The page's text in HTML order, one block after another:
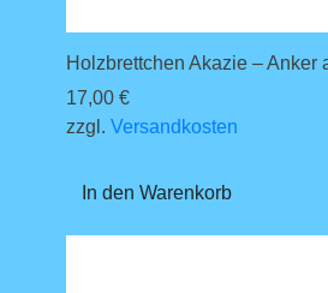
Holzbrettchen Akazie – Anker
17,00 €
zzgl. Versandkosten
In den Warenkorb